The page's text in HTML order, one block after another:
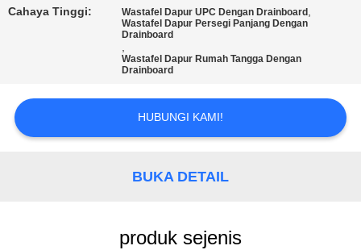
Cahaya Tinggi: Wastafel Dapur UPC Dengan Drainboard ,
Wastafel Dapur Persegi Panjang Dengan
Drainboard
,
Wastafel Dapur Rumah Tangga Dengan
Drainboard
HUBUNGI KAMI!
BUKA DETAIL
produk sejenis